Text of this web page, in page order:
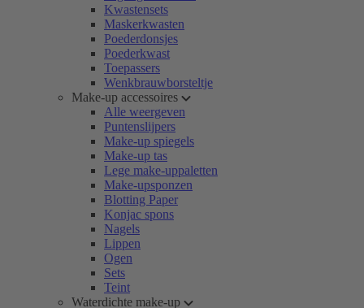
Kwastensets
Maskerkwasten
Poederdonsjes
Poederkwast
Toepassers
Wenkbrauwborsteltje
Make-up accessoires
Alle weergeven
Puntenslijpers
Make-up spiegels
Make-up tas
Lege make-uppaletten
Make-upsponzen
Blotting Paper
Konjac spons
Nagels
Lippen
Ogen
Sets
Teint
Waterdichte make-up